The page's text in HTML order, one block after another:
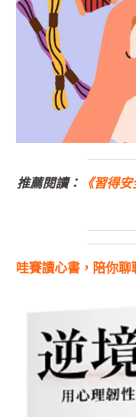
推薦閱讀：
《習得
哇賽讀心書，陪你聊